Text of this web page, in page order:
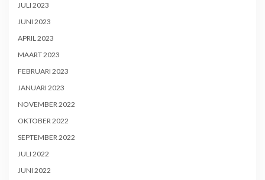
JULI 2023
JUNI 2023
APRIL 2023
MAART 2023
FEBRUARI 2023
JANUARI 2023
NOVEMBER 2022
OKTOBER 2022
SEPTEMBER 2022
JULI 2022
JUNI 2022